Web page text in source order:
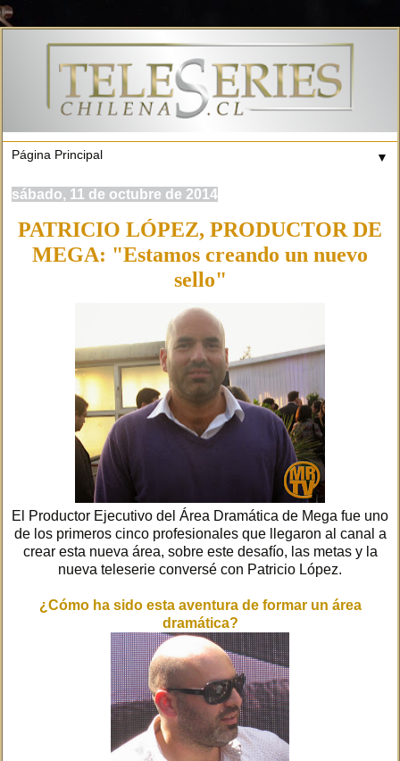
▼
sábado, 11 de octubre de 2014
PATRICIO LÓPEZ, PRODUCTOR DE
MEGA: "Estamos creando un nuevo
sello"
El Productor Ejecutivo del Área Dramática de Mega fue uno
de los primeros cinco profesionales que llegaron al canal a
crear esta nueva área, sobre este desafío, las metas y la
nueva teleserie conversé con Patricio López.
¿Cómo ha sido esta aventura de formar un área
dramática?